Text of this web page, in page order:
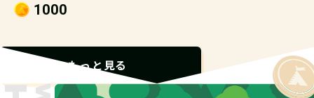
1000
もっと見る